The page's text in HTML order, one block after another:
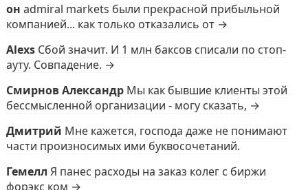
он admiral markets были прекрасной прибыльной
компанией... как только отказались от →
Alexs Сбой значит. И 1 млн баксов списали по стоп-
ауту. Совпадение. →
Смирнов Александр Мы как бывшие клиенты этой
бессмысленной организации - могу сказать, →
Дмитрий Мне кажется, господа даже не понимают
части произносимых ими буквосочетаний.
Гемелл Я панес расходы на заказ колег с биржи
форэкс ком →